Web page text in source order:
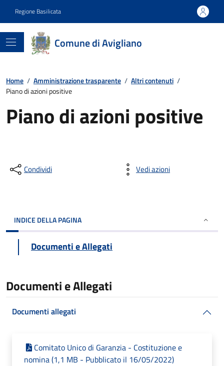
Regione Basilicata
Comune di Avigliano
Home / Amministrazione trasparente / Altri contenuti /
Piano di azioni positive
Piano di azioni positive
Condividi Vedi azioni
INDICE DELLA PAGINA
Documenti e Allegati
Documenti e Allegati
Documenti allegati
Comitato Unico di Garanzia - Costituzione e
nomina (1,1 MB - Pubblicato il 16/05/2022)